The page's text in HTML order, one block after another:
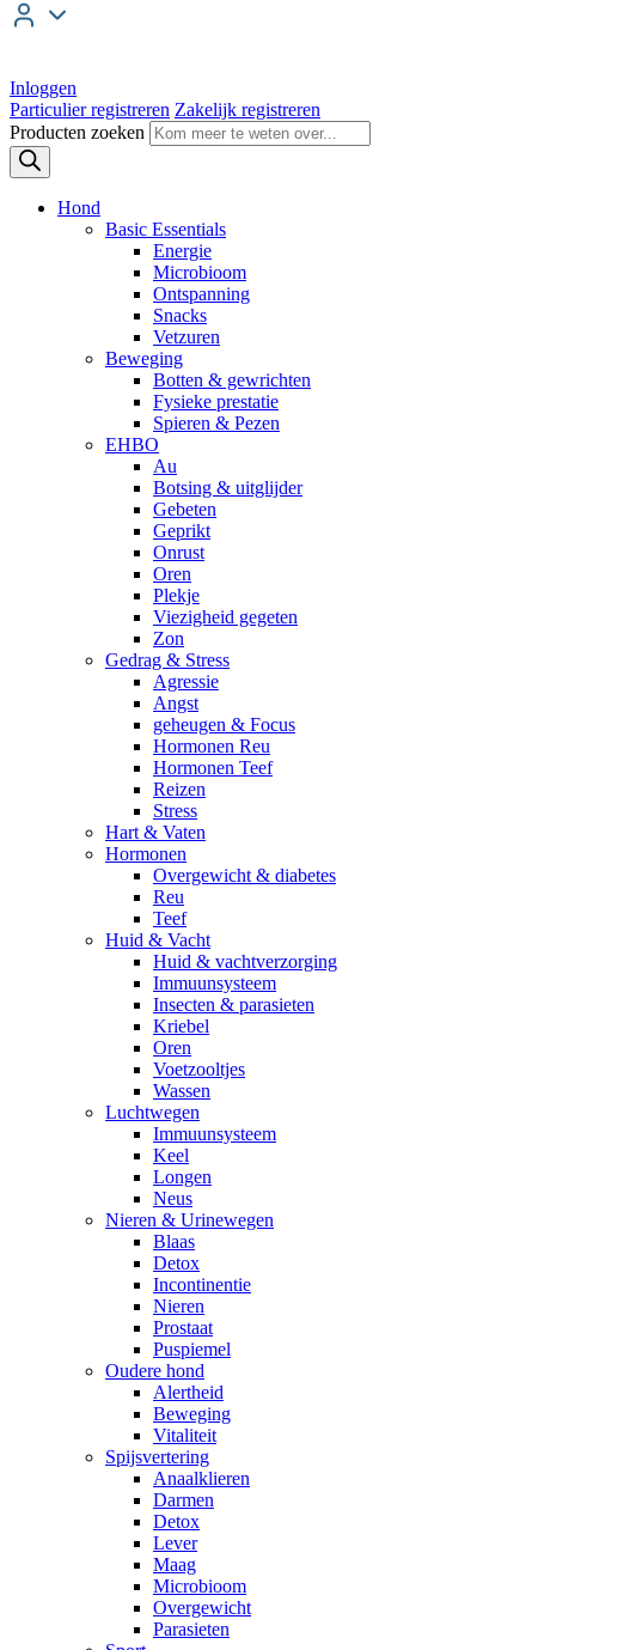
Inloggen
Particulier registreren Zakelijk registreren
Producten zoeken
Hond
Basic Essentials
Energie
Microbioom
Ontspanning
Snacks
Vetzuren
Beweging
Botten & gewrichten
Fysieke prestatie
Spieren & Pezen
EHBO
Au
Botsing & uitglijder
Gebeten
Geprikt
Onrust
Oren
Plekje
Viezigheid gegeten
Zon
Gedrag & Stress
Agressie
Angst
geheugen & Focus
Hormonen Reu
Hormonen Teef
Reizen
Stress
Hart & Vaten
Hormonen
Overgewicht & diabetes
Reu
Teef
Huid & Vacht
Huid & vachtverzorging
Immuunsysteem
Insecten & parasieten
Kriebel
Oren
Voetzooltjes
Wassen
Luchtwegen
Immuunsysteem
Keel
Longen
Neus
Nieren & Urinewegen
Blaas
Detox
Incontinentie
Nieren
Prostaat
Puspiemel
Oudere hond
Alertheid
Beweging
Vitaliteit
Spijsvertering
Anaalklieren
Darmen
Detox
Lever
Maag
Microbioom
Overgewicht
Parasieten